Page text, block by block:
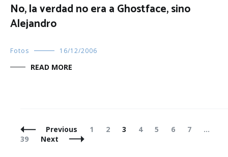
No, la verdad no era a Ghostface, sino
Alejandro
Fotos 16/12/2006
READ MORE
Posts
Navigation
Previous Page
1 Page
2 Page
3 Page
4 Page
5 Page
6 Page
7 …
39
Next